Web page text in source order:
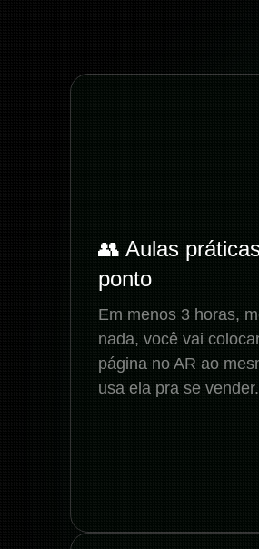
👥 Aulas
ponto
Em menos 3 horas,
nada, você vai
página no AR ao
usa ela pra se vender.